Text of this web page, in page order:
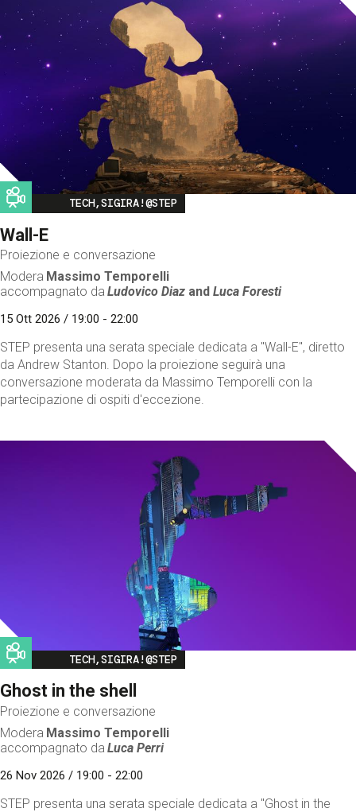
Image
TECH,SIGIRA!@STEP
Wall-E
Proiezione e conversazione
Modera Massimo Temporelli
accompagnato da Ludovico Diaz andLuca Foresti
15 Ott 2026 / 19:00 - 22:00
STEP presenta una serata speciale dedicata a "Wall-E", diretto
da Andrew Stanton. Dopo la proiezione seguirà una
conversazione moderata da Massimo Temporelli con la
partecipazione di ospiti d'eccezione.
Image
TECH,SIGIRA!@STEP
Ghost in the shell
Proiezione e conversazione
Modera Massimo Temporelli
accompagnato da Luca Perri
26 Nov 2026 / 19:00 - 22:00
STEP presenta una serata speciale dedicata a "Ghost in the